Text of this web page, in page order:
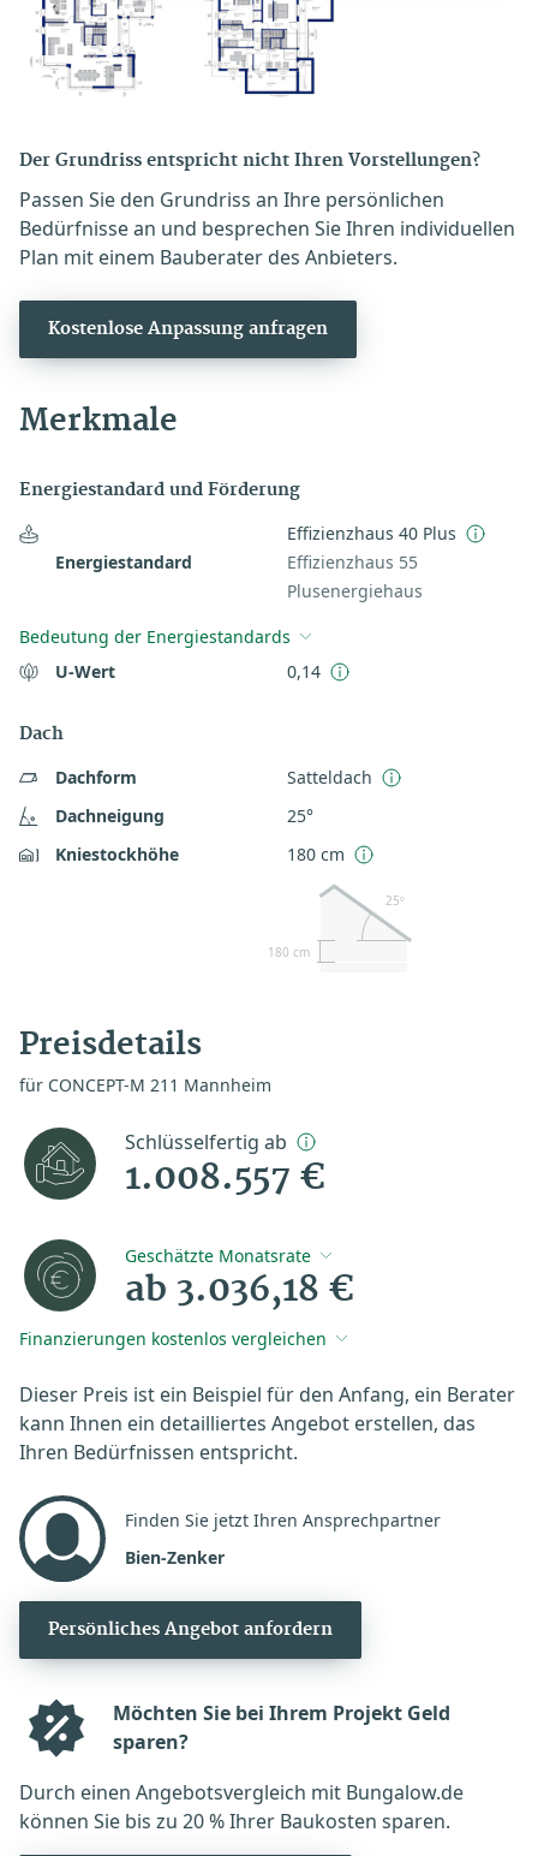
Der Grundriss entspricht nicht Ihren Vorstellungen?
Passen Sie den Grundriss an Ihre persönlichen
Bedürfnisse an und besprechen Sie Ihren individuellen
Plan mit einem Bauberater des Anbieters.
Kostenlose Anpassung anfragen
Merkmale
Energiestandard und Förderung
Energiestandard
Effizienzhaus 40 Plus
Effizienzhaus 55
Plusenergiehaus
Bedeutung der Energiestandards
U-Wert
0,14
Dach
Dachform
Satteldach
Dachneigung
25°
Kniestockhöhe
180 cm
180 cm
25º
Preisdetails
für CONCEPT-M 211 Mannheim
Schlüsselfertig ab
1.008.557 €
Geschätzte Monatsrate
ab 3.036,18 €
Finanzierungen kostenlos vergleichen
Dieser Preis ist ein Beispiel für den Anfang, ein Berater
kann Ihnen ein detailliertes Angebot erstellen, das
Ihren Bedürfnissen entspricht.
Finden Sie jetzt Ihren Ansprechpartner
Bien-Zenker
Persönliches Angebot anfordern
Möchten Sie bei Ihrem Projekt Geld
sparen?
Durch einen Angebotsvergleich mit Bungalow.de
können Sie bis zu 20 % Ihrer Baukosten sparen.